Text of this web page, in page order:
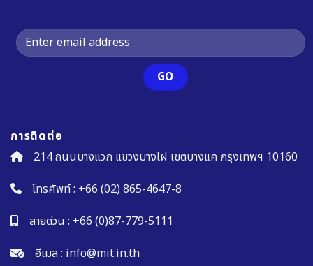
การติดต่อ
214 ถนนบางแวก แขวงบางไผ่ เขตบางแค กรุงเทพฯ 10160
โทรศัพท์ : +66 (02) 865-4647-8
สายด่วน : +66 (0)87-779-5111
อีเมล : info@mit.in.th